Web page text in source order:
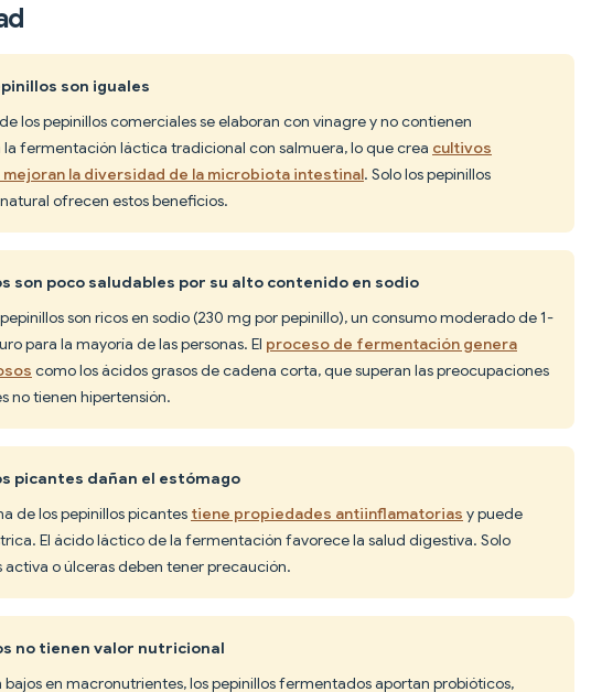
son iguales
los pepinillos comerciales se elaboran con vinagre y no contienen
la fermentación láctica tradicional con salmuera, lo que crea cultivos
la diversidad de la microbiota intestinal. Solo los pepinillos
ofrecen estos beneficios.
son poco saludables por su alto contenido en sodio
son ricos en sodio (230 mg por pepinillo), un consumo moderado de 1-
para la mayoría de las personas. El proceso de fermentación genera
como los ácidos grasos de cadena corta, que superan las preocupaciones
no tienen hipertensión.
picantes dañan el estómago
de los pepinillos picantes tiene propiedades antiinflamatorias y puede
El ácido láctico de la fermentación favorece la salud digestiva. Solo
o úlceras deben tener precaución.
no tienen valor nutricional
bajos en macronutrientes, los pepinillos fermentados aportan probióticos,